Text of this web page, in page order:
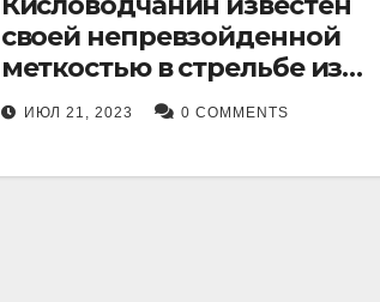
своей непревзойденной
меткостью в стрельбе из
лука, и его успехи
прославили его в
ИЮЛ 21, 2023 0 COMMENTS